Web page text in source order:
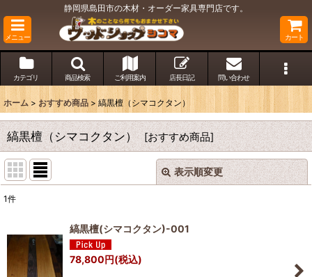
静岡県島田市の木材・オーダー家具専門店です。
メニュー カート
カテゴリ 商品検索 ご利用案内 店長日記 問い合わせ
ホーム > おすすめ商品 > 縞黒檀（シマコクタン）
縞黒檀（シマコクタン） [おすすめ商品]
表示順変更
並び順
閉じる
1件
縞黒檀(シマコクタン)-001
78,800円(税込)